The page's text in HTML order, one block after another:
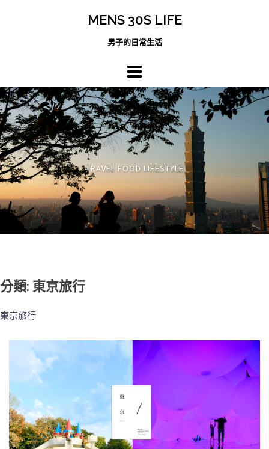
MENS 30S LIFE
男子的日常生活
TRAVEL FOOD LIFESTYLE
分類: 東京旅行
東京旅行